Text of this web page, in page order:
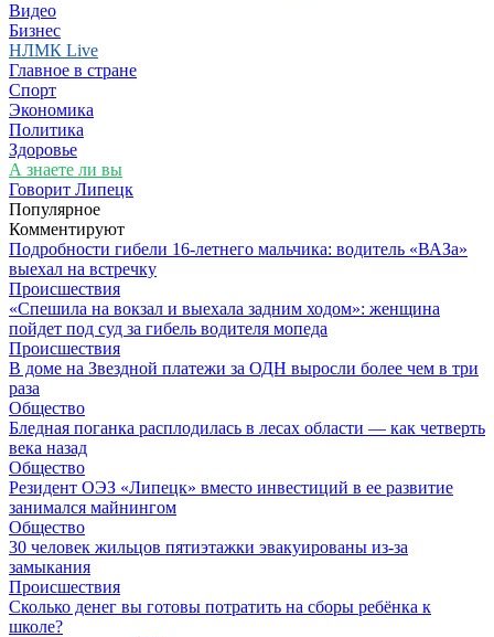
Видео
Бизнес
НЛМК Live
Главное в стране
Спорт
Экономика
Политика
Здоровье
А знаете ли вы
Говорит Липецк
Популярное
Комментируют
Подробности гибели 16-летнего мальчика: водитель «ВАЗа»
выехал на встречку
Происшествия
«Спешила на вокзал и выехала задним ходом»: женщина
пойдет под суд за гибель водителя мопеда
Происшествия
В доме на Звездной платежи за ОДН выросли более чем в три
раза
Общество
Бледная поганка расплодилась в лесах области — как четверть
века назад
Общество
Резидент ОЭЗ «Липецк» вместо инвестиций в ее развитие
занимался майнингом
Общество
30 человек жильцов пятиэтажки эвакуированы из-за
замыкания
Происшествия
Сколько денег вы готовы потратить на сборы ребёнка к
школе?